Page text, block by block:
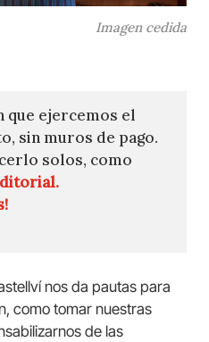
Imagen cedida
que ejercemos el
sin muros de pago.
solos, como
nos da pautas para
como tomar nuestras
de las